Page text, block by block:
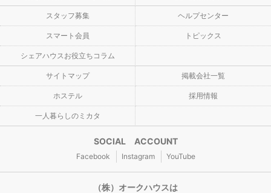
スタッフ募集 ヘルプセンター
スマート会員 トピックス
シェアハウスお役立ちコラム
サイトマップ 掲載会社一覧
ホステル 採用情報
一人暮らしのミカタ
SOCIAL ACCOUNT
Facebook Instagram YouTube
（株）オークハウスは